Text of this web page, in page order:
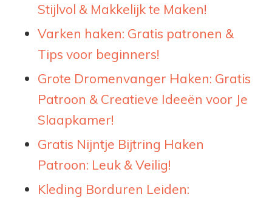
Stijlvol & Makkelijk te Maken!
Varken haken: Gratis patronen &
Tips voor beginners!
Grote Dromenvanger Haken: Gratis
Patroon & Creatieve Ideeën voor Je
Slaapkamer!
Gratis Nijntje Bijtring Haken
Patroon: Leuk & Veilig!
Kleding Borduren Leiden: